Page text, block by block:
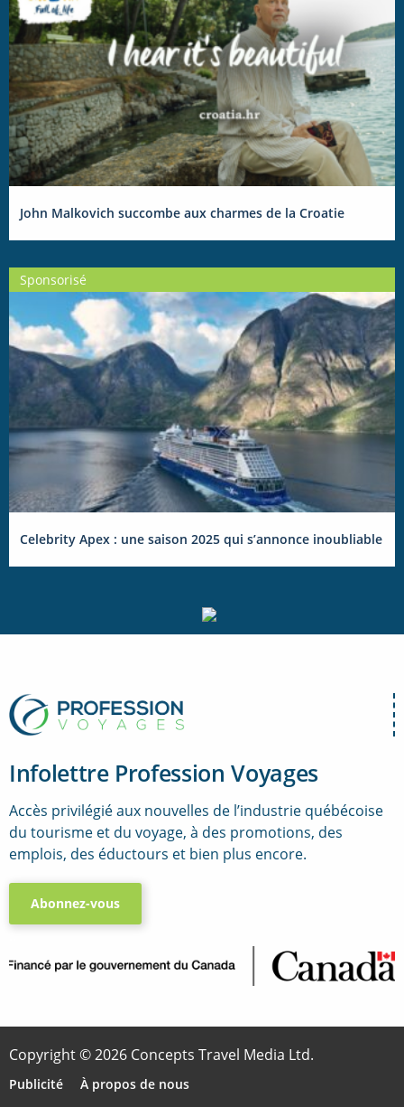
John Malkovich succombe aux charmes de la Croatie
Sponsorisé
Celebrity Apex : une saison 2025 qui s’annonce inoubliable
Infolettre Profession Voyages
Accès privilégié aux nouvelles de l’industrie québécoise
du tourisme et du voyage, à des promotions, des
emplois, des éductours et bien plus encore.
Abonnez-vous
Copyright © 2026 Concepts Travel Media Ltd.
Publicité À propos de nous